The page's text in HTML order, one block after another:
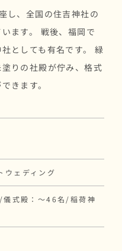
し、全国の住吉神社の
ます。 戦後、福岡で
としても有名です。 緑
りの社殿が佇み、格式
きます。
ウェディング
式殿：〜46名/稲荷神